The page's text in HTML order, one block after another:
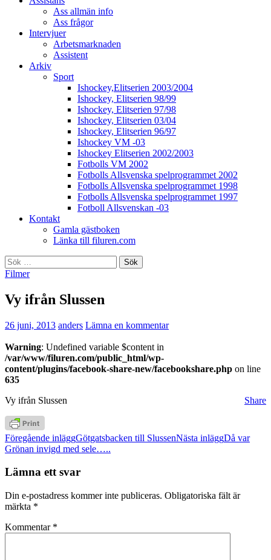
Ass allmän info
Ass frågor
Intervjuer
Arbetsmarknaden
Assistent
Arkiv
Sport
Ishockey,Elitserien 2003/2004
Ishockey, Elitserien 98/99
Ishockey, Elitserien 97/98
Ishockey, Elitserien 03/04
Ishockey, Elitserien 96/97
Ishockey VM -03
Ishockey Elitserien 2002/2003
Fotbolls VM 2002
Fotbolls Allsvenska spelprogrammet 2002
Fotbolls Allsvenska spelprogrammet 1998
Fotbolls Allsvenska spelprogrammet 1997
Fotboll Allsvenskan -03
Kontakt
Gamla gästboken
Länka till filuren.com
Sök
efter:
Filmer
Vy ifrån Slussen
26 juni, 2013 anders Lämna en kommentar
Warning: Undefined variable $content in
/var/www/filuren.com/public_html/wp-
content/plugins/facebook-share-new/facebookshare.php on line
635
Share
Vy ifrån Slussen
Inläggsnavigering
Föregående inläggGötgatsbacken till SlussenNästa inläggDå var
Grönan invigd med sele…..
Lämna ett svar
Din e-postadress kommer inte publiceras. Obligatoriska fält är
märkta *
Kommentar *